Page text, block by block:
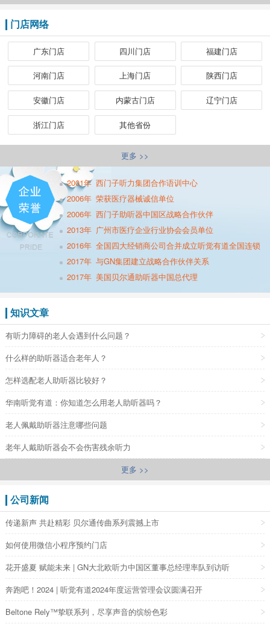
门店网络
广东门店 四川门店 福建门店
河南门店 上海门店 陕西门店
安徽门店 内蒙古门店 辽宁门店
浙江门店 其他省份
更多 >>
2001年 西门子听力集团合作语训中心
2006年 荣获医疗器械诚信单位
2006年 西门子助听器中国区战略合作伙伴
2013年 广州市医疗企业行业协会会员单位
2016年 全国四大经销商公司合并成立听觉有道全国连锁
2017年 与GN集团建立战略合作伙伴关系
2017年 美国贝尔通助听器中国总代理
知识文章
有听力障碍的老人会遇到什么问题？
什么样的助听器适合老年人？
怎样选配老人助听器比较好？
华南听觉有道：你知道怎么用老人助听器吗？
老人佩戴助听器注意哪些问题
老年人戴助听器会不会伤害残余听力
更多 >>
公司新闻
传递新声 共赴精彩 贝尔通传曲系列震撼上市
如何使用微信小程序预约门店
花开盛夏 赋能未来 | GN大北欧听力中国区董事总经理率队到访听
奔跑吧！2024 | 听觉有道2024年度运营管理会议圆满召开
Beltone Rely™挚联系列，尽享声音的缤纷色彩